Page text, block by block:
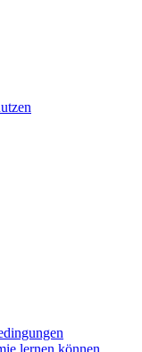
lernen können